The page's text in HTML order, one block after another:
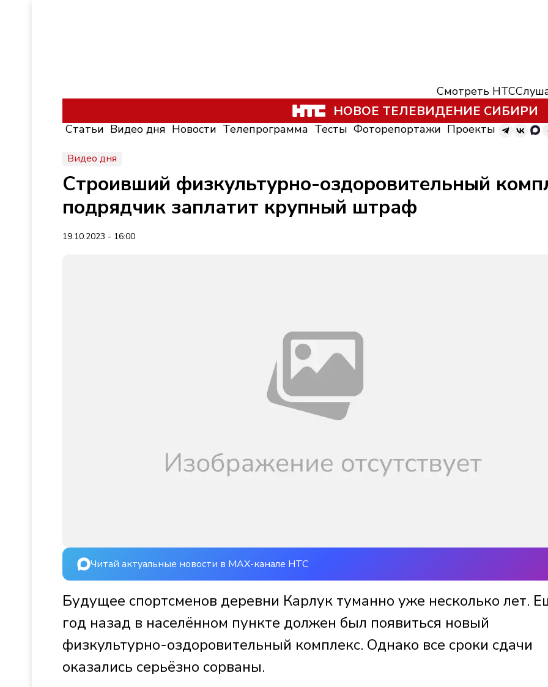
Смотреть НТС
НОВОЕ ТЕЛЕВИДЕНИЕ СИБИРИ
Статьи Видео дня Новости Телепрограмма Тесты Фоторепортажи Проекты
Видео дня
Строивший физкультурно-оздоровительный
подрядчик заплатит крупный штраф
19.10.2023 - 16:00
Читай актуальные новости в MAX-канале НТС
Будущее спортсменов деревни Карлук туманно уже несколько лет.
год назад в населённом пункте должен был появиться новый
физкультурно-оздоровительный комплекс. Однако все сроки сдачи
оказались серьёзно сорваны.